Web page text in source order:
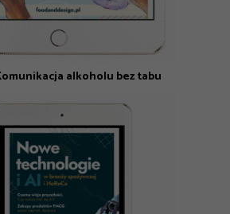
alkoholu bez tabu